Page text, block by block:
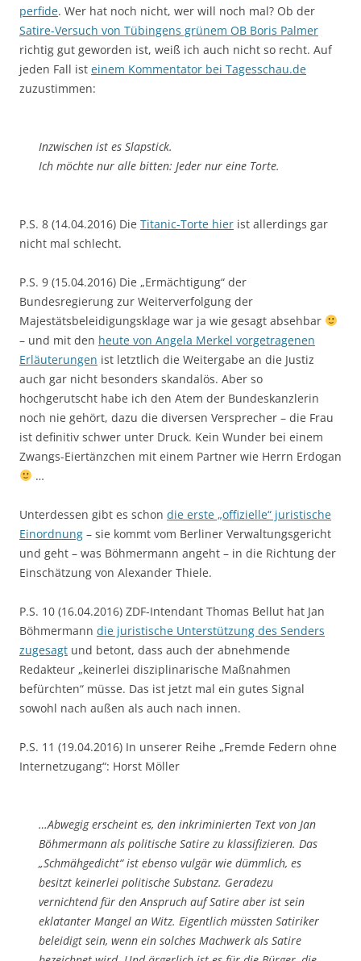
perfide. Wer hat noch nicht, wer will noch mal? Ob der
Satire-Versuch von Tübingens grünem OB Boris Palmer
richtig gut geworden ist, weiß ich auch nicht so recht. Auf
jeden Fall ist einem Kommentator bei Tagesschau.de
zuzustimmen:
Inzwischen ist es Slapstick.
Ich möchte nur alle bitten: Jeder nur eine Torte.
P.S. 8 (14.04.2016) Die Titanic-Torte hier ist allerdings gar
nicht mal schlecht.
P.S. 9 (15.04.2016) Die „Ermächtigung“ der
Bundesregierung zur Weiterverfolgung der
Majestätsbeleidigungsklage war ja wie gesagt absehbar
– und mit den heute von Angela Merkel vorgetragenen
Erläuterungen ist letztlich die Weitergabe an die Justiz
auch gar nicht besonders skandalös. Aber so
hochgerutscht habe ich den Atem der Bundeskanzlerin
noch nie gehört, dazu die diversen Versprecher – die Frau
ist definitiv schwer unter Druck. Kein Wunder bei einem
Zwangs-Eiertänzchen mit einem Partner wie Herrn Erdogan
…
Unterdessen gibt es schon die erste „offizielle“ juristische
Einordnung – sie kommt vom Berliner Verwaltungsgericht
und geht – was Böhmermann angeht – in die Richtung der
Einschätzung von Alexander Thiele.
P.S. 10 (16.04.2016) ZDF-Intendant Thomas Bellut hat Jan
Böhmermann die juristische Unterstützung des Senders
zugesagt und betont, dass auch der abnehmende
Redakteur „keinerlei disziplinarische Maßnahmen
befürchten“ müsse. Das ist jetzt mal ein gutes Signal
sowohl nach außen als auch nach innen.
P.S. 11 (19.04.2016) In unserer Reihe „Fremde Federn ohne
Internetzugang“: Horst Möller
…Abwegig erscheint es, den inkriminierten Text von Jan
Böhmermann als politische Satire zu klassifizieren. Das
„Schmähgedicht“ ist ebenso vulgär wie dümmlich, es
besitzt keinerlei politische Substanz. Geradezu
vernichtend für den Anspruch auf Satire aber ist sein
eklatanter Mangel an Witz. Eigentlich müssten Satiriker
beleidigt sein, wenn ein solches Machwerk als Satire